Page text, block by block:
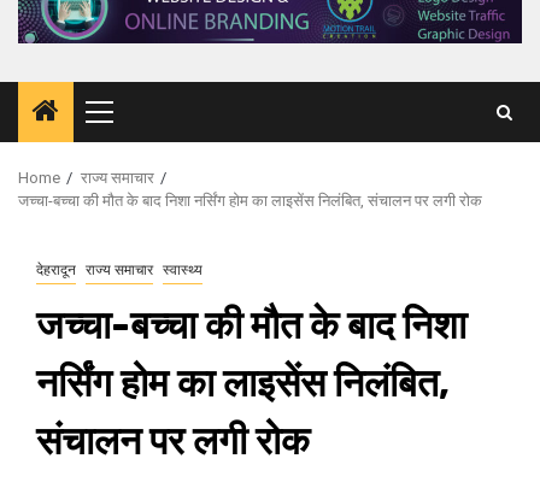
Primary
Menu
Home
राज्य समाचार
जच्चा-बच्चा की मौत के बाद निशा नर्सिंग होम का लाइसेंस निलंबित, संचालन पर लगी रोक
देहरादून राज्य समाचार स्वास्थ्य
जच्चा-बच्चा की मौत के बाद निशा
नर्सिंग होम का लाइसेंस निलंबित,
संचालन पर लगी रोक